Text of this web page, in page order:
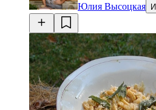
Юлия Высоцкая